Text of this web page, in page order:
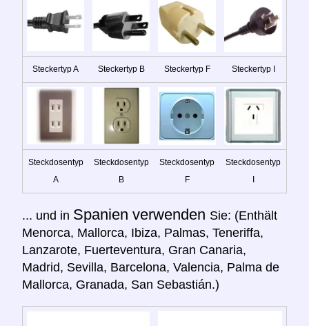
Steckertyp A Steckertyp B Steckertyp F Steckertyp I
Steckdosentyp
A
Steckdosentyp
B
Steckdosentyp
F
Steckdosentyp
I
... und in Spanien verwenden Sie: (Enthält
Menorca, Mallorca, Ibiza, Palmas, Teneriffa,
Lanzarote, Fuerteventura, Gran Canaria,
Madrid, Sevilla, Barcelona, Valencia, Palma de
Mallorca, Granada, San Sebastián.)